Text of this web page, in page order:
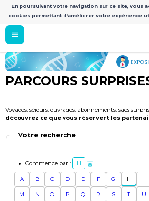
PARCOURS
Voyages, séjours, ouvrages, abonnements, sacs
découvrez ce que vous réservent les
Votre recherche
Commence par : H
A B C D E F G H I
M N O P Q R S T U
En poursuivant votre navigation sur ce site, vous
cookies permettant d'améliorer votre expérience